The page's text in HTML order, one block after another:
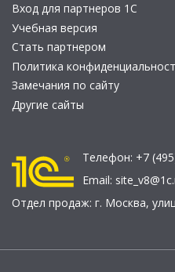
Вход для партнеров 1С
Учебная версия
Стать партнером
Политика
Замечания по сайту
Другие сайты
Телефон: +7
Email:
Отдел продаж: г. Москва,